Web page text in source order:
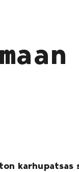
karhupatsas